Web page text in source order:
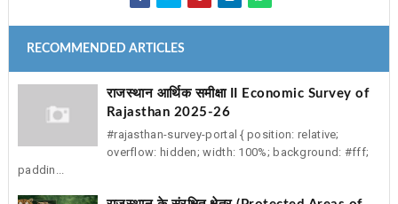
RECOMMENDED ARTICLES
राजस्थान आर्थिक समीक्षा II Economic Survey of
Rajasthan 2025-26
#rajasthan-survey-portal { position: relative;
overflow: hidden; width: 100%; background: #fff;
paddin...